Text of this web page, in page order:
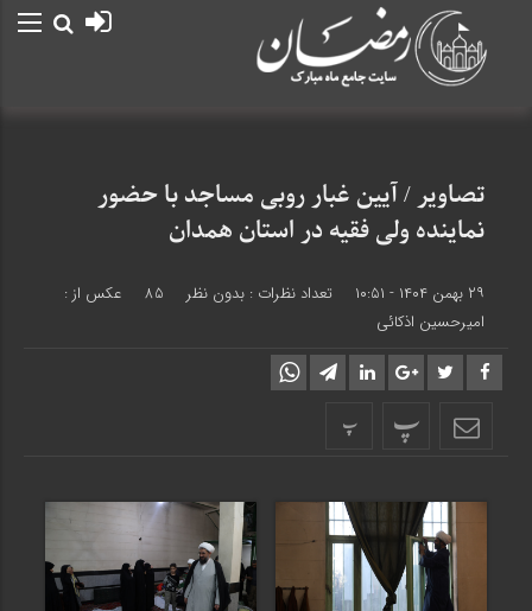
تصاویر / آیین غبار روبی مساجد با حضور
نماینده ولی فقیه در استان همدان
۲۹ بهمن ۱۴۰۴ - ۱۰:۵۱ تعداد نظرات : بدون نظر
عکس از :
امیرحسین اذکائی
پ پ